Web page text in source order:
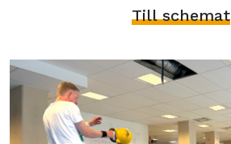
Till schemat